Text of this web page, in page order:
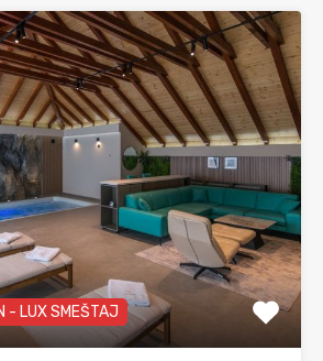
- LUX SMEŠTAJ